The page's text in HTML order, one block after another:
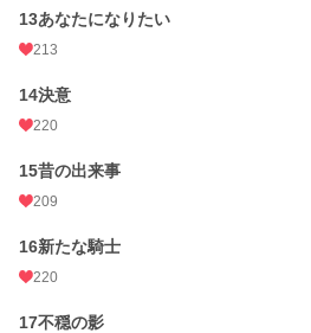
13あなたになりたい
213
14決意
220
15昔の出来事
209
16新たな騎士
220
17不穏の影